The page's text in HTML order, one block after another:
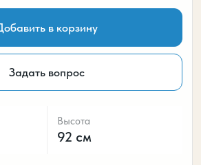
в корзину
Задать вопрос
Высота
92 см